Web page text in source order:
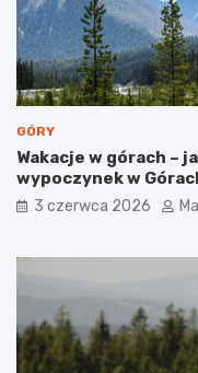
u
m
i
a
s
a
z
i
n
GÓRY
Wakacje w górach –
wypoczynek w
3 czerwca 2026